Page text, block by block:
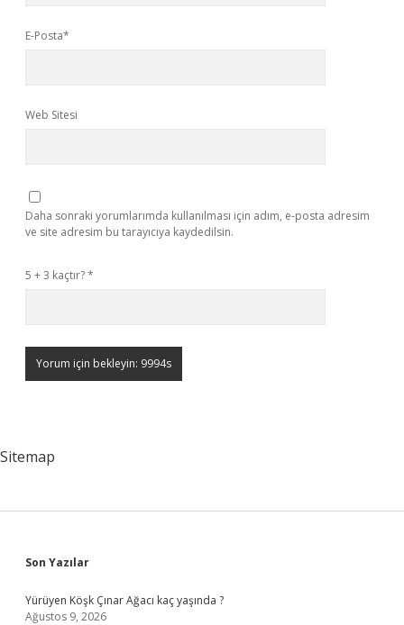
E-Posta*
Web Sitesi
Daha sonraki yorumlarımda kullanılması için adım, e-posta adresim
ve site adresim bu tarayıcıya kaydedilsin.
5 + 3 kaçtır?*
Sitemap
Sidebar
Son Yazılar
Yürüyen Köşk Çınar Ağacı kaç yaşında ?
Ağustos 9, 2026